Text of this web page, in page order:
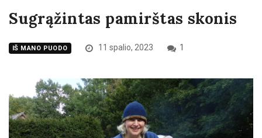
Sugrąžintas pamirštas skonis
IŠ MANO PUODO 11 spalio, 2023 1